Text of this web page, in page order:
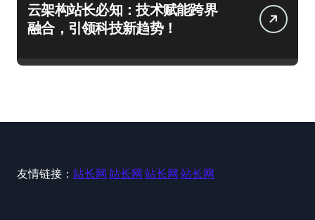
云架构站长必知：技术赋能跨界
融合，引领科技新趋势！
友情链接： 站长网 站长网 站长网 站长网